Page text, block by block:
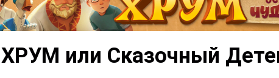
ХРУМ или Сказочный